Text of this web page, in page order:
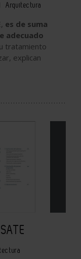
Arquitectura
es de suma
adecuado
tratamiento
explican